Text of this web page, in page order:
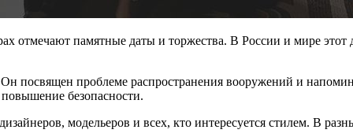
отмечают памятные даты и торжества. В России и мире
проблеме распространения вооружений и
безопасности.
модельеров и всех, кто интересуется стилем. В